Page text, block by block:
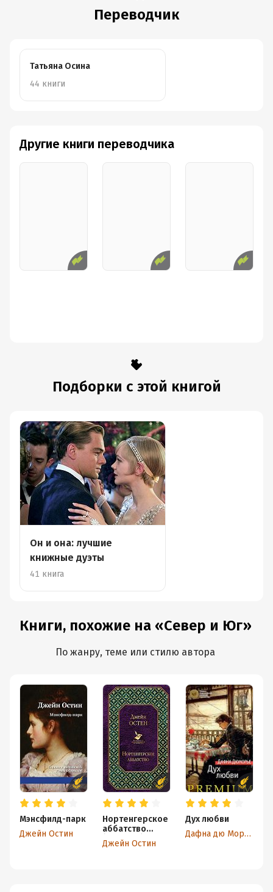
Переводчик
Татьяна Осина
44 книги
Другие книги переводчика
Подборки с этой книгой
Он и она: лучшие
книжные дуэты
41 книга
Книги, похожие на «Север и Юг»
По жанру, теме или стилю автора
Мэнсфилд-парк
Джейн Остин
Нортенгерское
аббатство
(сборник)
Джейн Остин
Дух любви
Дафна дю Морье